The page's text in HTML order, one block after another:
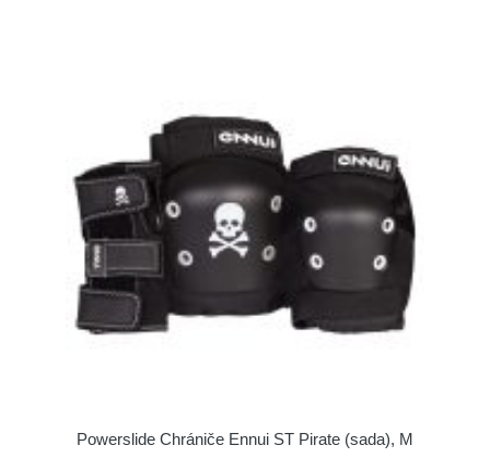
Powerslide Chrániče Ennui ST Pirate (sada), M